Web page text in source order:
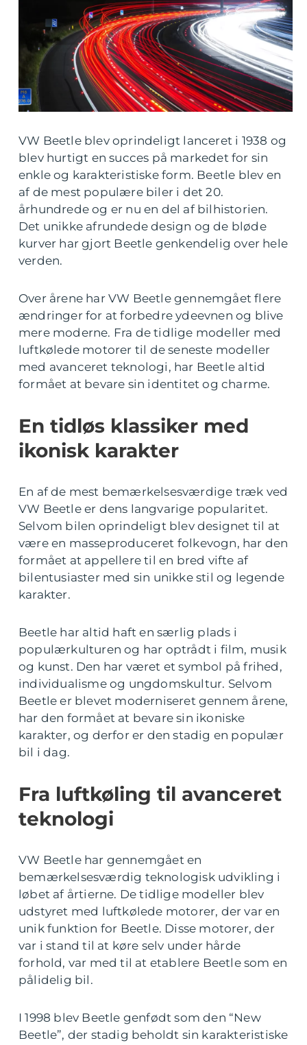
VW Beetle blev oprindeligt lanceret i 1938 og
blev hurtigt en succes på markedet for sin
enkle og karakteristiske form. Beetle blev en
af de mest populære biler i det 20.
århundrede og er nu en del af bilhistorien.
Det unikke afrundede design og de bløde
kurver har gjort Beetle genkendelig over hele
verden.
Over årene har VW Beetle gennemgået flere
ændringer for at forbedre ydeevnen og blive
mere moderne. Fra de tidlige modeller med
luftkølede motorer til de seneste modeller
med avanceret teknologi, har Beetle altid
formået at bevare sin identitet og charme.
En tidløs klassiker med
ikonisk karakter
En af de mest bemærkelsesværdige træk ved
VW Beetle er dens langvarige popularitet.
Selvom bilen oprindeligt blev designet til at
være en masseproduceret folkevogn, har den
formået at appellere til en bred vifte af
bilentusiaster med sin unikke stil og legende
karakter.
Beetle har altid haft en særlig plads i
populærkulturen og har optrådt i film, musik
og kunst. Den har været et symbol på frihed,
individualisme og ungdomskultur. Selvom
Beetle er blevet moderniseret gennem årene,
har den formået at bevare sin ikoniske
karakter, og derfor er den stadig en populær
bil i dag.
Fra luftkøling til avanceret
teknologi
VW Beetle har gennemgået en
bemærkelsesværdig teknologisk udvikling i
løbet af årtierne. De tidlige modeller blev
udstyret med luftkølede motorer, der var en
unik funktion for Beetle. Disse motorer, der
var i stand til at køre selv under hårde
forhold, var med til at etablere Beetle som en
pålidelig bil.
I 1998 blev Beetle genfødt som den “New
Beetle”, der stadig beholdt sin karakteristiske